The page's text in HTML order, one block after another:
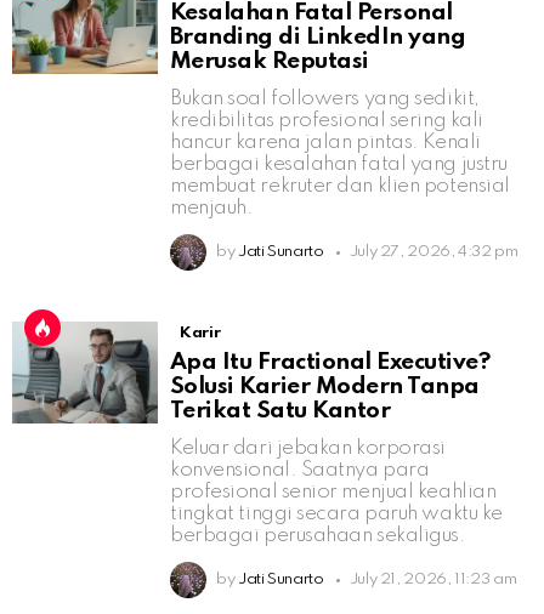
Kesalahan Fatal Personal
Branding di LinkedIn yang
Merusak Reputasi
Bukan soal followers yang sedikit,
kredibilitas profesional sering kali
hancur karena jalan pintas. Kenali
berbagai kesalahan fatal yang justru
membuat rekruter dan klien potensial
menjauh.
by Jati Sunarto July 27, 2026, 4:32 pm
Karir
Apa Itu Fractional Executive?
Solusi Karier Modern Tanpa
Terikat Satu Kantor
Keluar dari jebakan korporasi
konvensional. Saatnya para
profesional senior menjual keahlian
tingkat tinggi secara paruh waktu ke
berbagai perusahaan sekaligus.
by Jati Sunarto July 21, 2026, 11:23 am